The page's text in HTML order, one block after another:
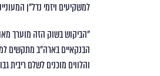
למשקיעים ויזמי נדל"ן
הבנקאיים בארה"ב מתקשים
והלווים מוכנים לשלם ריבית